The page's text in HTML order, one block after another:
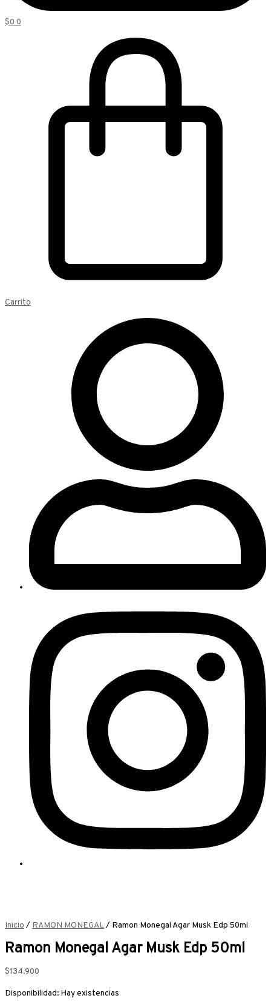
$0 0
Carrito
Inicio/ RAMON MONEGAL/ Ramon Monegal Agar Musk Edp 50ml
Ramon Monegal Agar Musk Edp 50ml
$134.900
Disponibilidad: Hay existencias